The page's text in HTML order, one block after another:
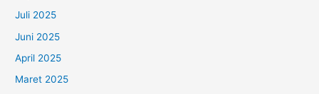
Juli 2025
Juni 2025
April 2025
Maret 2025